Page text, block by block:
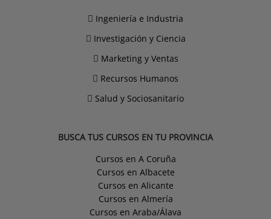
Ingeniería e Industria
Investigación y Ciencia
Marketing y Ventas
Recursos Humanos
Salud y Sociosanitario
BUSCA TUS CURSOS EN TU PROVINCIA
Cursos en A Coruña
Cursos en Albacete
Cursos en Alicante
Cursos en Almería
Cursos en Araba/Álava